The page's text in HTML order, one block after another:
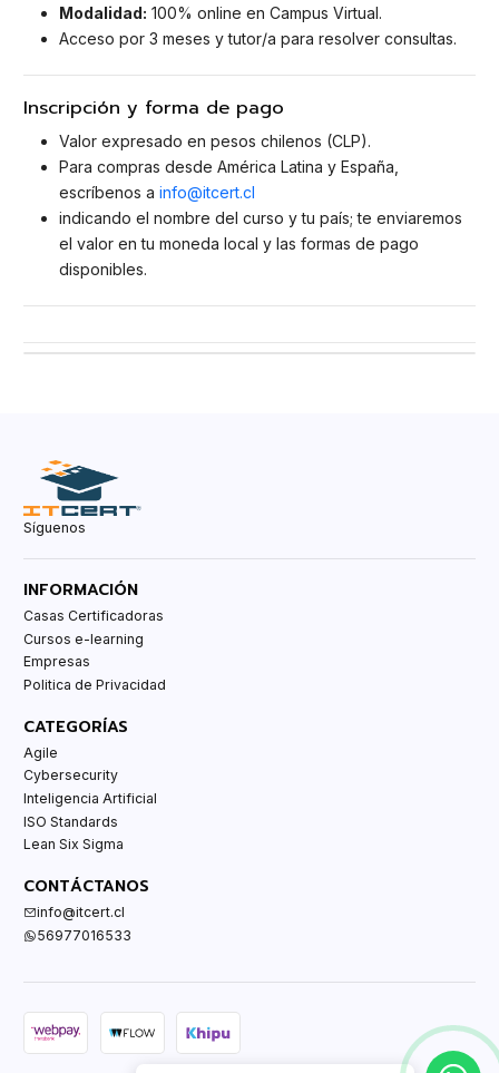
Modalidad: 100% online en Campus Virtual.
Acceso por 3 meses y tutor/a para resolver consultas.
Inscripción y forma de pago
Valor expresado en pesos chilenos (CLP).
Para compras desde América Latina y España,
escríbenos a info@itcert.cl
indicando el nombre del curso y tu país; te enviaremos
el valor en tu moneda local y las formas de pago
disponibles.
Síguenos
INFORMACIÓN
Casas Certificadoras
Cursos e-learning
Empresas
Politica de Privacidad
CATEGORÍAS
Agile
Cybersecurity
Inteligencia Artificial
ISO Standards
Lean Six Sigma
CONTÁCTANOS
info@itcert.cl
56977016533